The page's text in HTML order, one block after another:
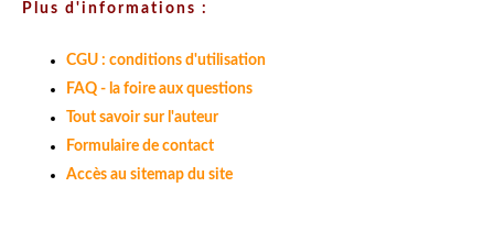
Plus d'informations :
CGU : conditions d'utilisation
FAQ - la foire aux questions
Tout savoir sur l'auteur
Formulaire de contact
Accès au sitemap du site